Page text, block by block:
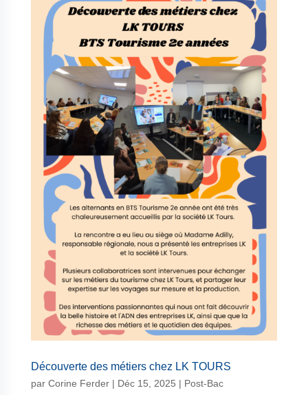
Découverte des métiers chez LK TOURS
par Corine Ferder| Déc 15, 2025 | Post-Bac